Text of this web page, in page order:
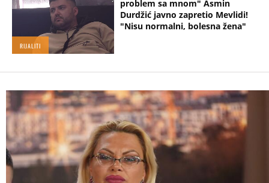
RIJALITI
problem sa mnom" Asmin
Durdžić javno zapretio Mevlidi!
"Nisu normalni, bolesna žena"